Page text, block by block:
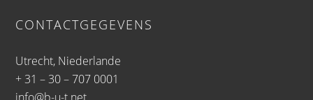
CONTACTGEGEVENS
Utrecht, Niederlande
+ 31 – 30 – 707 0001